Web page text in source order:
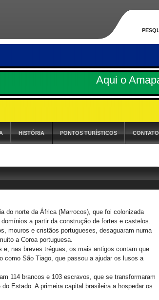
Aqui o
HISTÓRIA PONTOS TURÍSTICOS CONTATO
do norte da África (Marrocos), que foi colonizada
a partir da construção de fortes e castelos.
mouros e cristãos portugueses, desaguaram numa
a Coroa portuguesa.
nas breves tréguas, os mais antigos contam que
como São Tiago, que passou a ajudar os lusos a
114 brancos e 103 escravos, que se transformaram
Estado. A primeira capital brasileira a hospedar os